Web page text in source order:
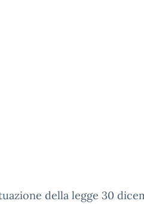
della legge 30